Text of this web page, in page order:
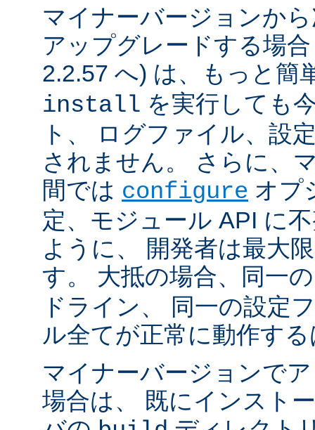
マイナーバージョンか
アップグレードする場
2.2.57 へ) は、もっと簡
install を実行しても
ト、 ログファイル、設
されません。 さらに、
間では configure オプ
定、モジュール API に
ように、 開発者は最大
す。 大抵の場合、同一
ドライン、 同一の設定
ル全てが正常に動作す
マイナーバージョンで
場合は、 既にインスト